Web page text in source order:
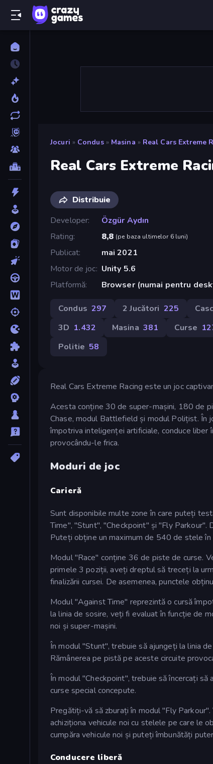
Jocuri » Condus » Masina » Real Cars Extreme
Real Cars Extreme
Distribuie
Developer
Özgür Aydın
Rating
8,8 (pe baza ultimelor 6 luni)
Publicat
mai 2021
Motor de joc Unity 5.6
Platformă
Browser (numai pentru
Condus 297 2 Jucători 225
3D 1.432 Masina 381 Curse
Politie 58
Real Cars Extreme Racing este un joc
Acesta conține 30 de super-mașini, 180 de
Chase, modul Battlefield și modul Polițist. În
împotriva inteligenței artificiale, conduce
provocându-le frica.
Moduri de joc
Carieră
Sunt disponibile multe zone în care puteți
Time", "Stunt", "Checkpoint" și "Fly Parkour".
Puteți obține un maximum de 540 de stele în
Modul "Race" conține 36 de piste de curse.
primele 3 poziții, aveți dreptul să treceți la
finalizării cursei. De asemenea, punctele
Modul "Against Time" reprezintă o cursă
la linia de sosire, veți fi evaluat în funcție de
noi și super-mașini.
În modul "Stunt", trebuie să ajungeți la linia
Rămânerea pe pistă pe aceste circuite
În modul "Checkpoint", trebuie să încercați
curse special concepute.
Pregătiți-vă să zburați în modul "Fly
achiziționa vehicule noi cu stelele pe care le
cumpăra vehicule noi și puteți îmbunătăți
Conducere liberă